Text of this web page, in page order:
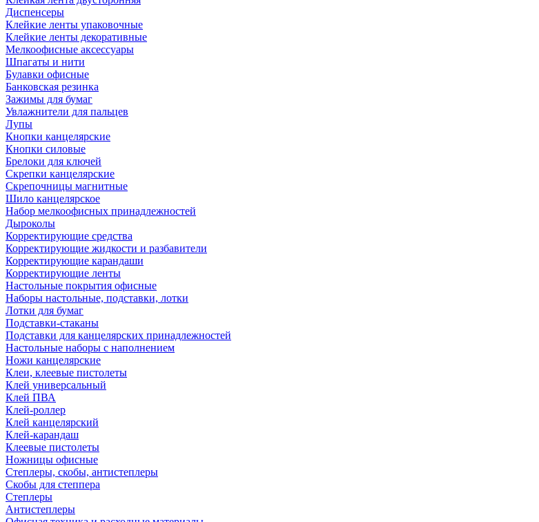
Диспенсеры
Клейкие ленты упаковочные
Клейкие ленты декоративные
Мелкоофисные аксессуары
Шпагаты и нити
Булавки офисные
Банковская резинка
Зажимы для бумаг
Увлажнители для пальцев
Лупы
Кнопки канцелярские
Кнопки силовые
Брелоки для ключей
Скрепки канцелярские
Скрепочницы магнитные
Шило канцелярское
Набор мелкоофисных принадлежностей
Дыроколы
Корректирующие средства
Корректирующие жидкости и разбавители
Корректирующие карандаши
Корректирующие ленты
Настольные покрытия офисные
Наборы настольные, подставки, лотки
Лотки для бумаг
Подставки-стаканы
Подставки для канцелярских принадлежностей
Настольные наборы с наполнением
Ножи канцелярские
Клеи, клеевые пистолеты
Клей универсальный
Клей ПВА
Клей-роллер
Клей канцелярский
Клей-карандаш
Клеевые пистолеты
Ножницы офисные
Степлеры, скобы, антистеплеры
Скобы для степпера
Степлеры
Антистеплеры